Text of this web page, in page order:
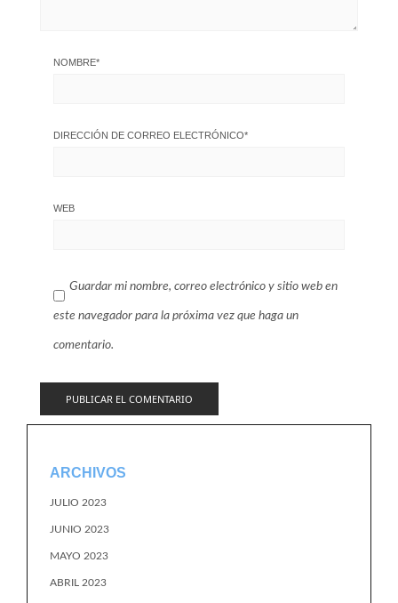
NOMBRE*
DIRECCIÓN DE CORREO ELECTRÓNICO*
WEB
Guardar mi nombre, correo electrónico y sitio web en
este navegador para la próxima vez que haga un
comentario.
ARCHIVOS
JULIO 2023
JUNIO 2023
MAYO 2023
ABRIL 2023